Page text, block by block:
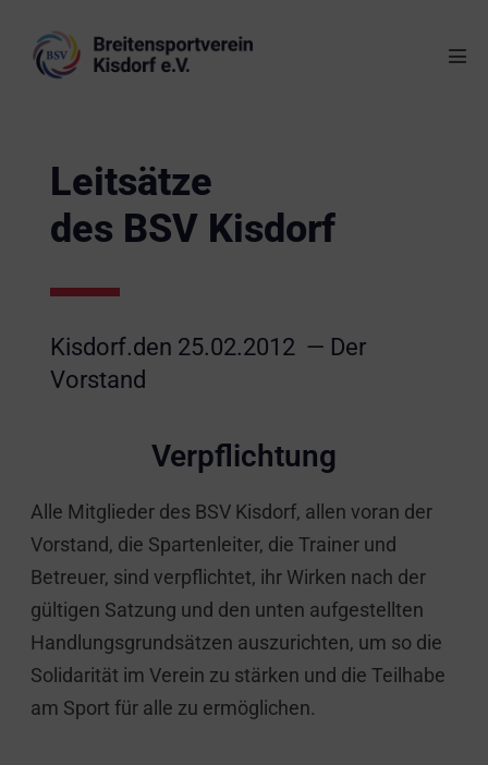
Leitsätze
des BSV Kisdorf
Kisdorf.den 25.02.2012 — Der
Vorstand
Verpflichtung
Alle Mitglieder des BSV Kisdorf, allen voran der
Vorstand, die Spartenleiter, die Trainer und
Betreuer, sind verpflichtet, ihr Wirken nach der
gültigen Satzung und den unten aufgestellten
Handlungsgrundsätzen auszurichten, um so die
Solidarität im Verein zu stärken und die Teilhabe
am Sport für alle zu ermöglichen.